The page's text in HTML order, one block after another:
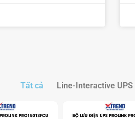
Tất cả Line-Interactive UPS